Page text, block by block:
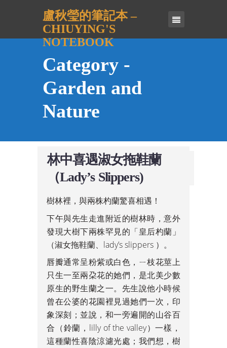
盧秋瑩的筆記本 –
CHIUYING'S
NOTEBOOK
Category -
Garden and
Nature
林中喜遇淑女拖鞋蘭
（Lady’s Slippers)
樹林裡，與兩株杓蘭驚喜相遇！
下午與先生走進附近的樹林時，意外
發現大樹下兩株罕見的「皇后杓蘭」
（淑女拖鞋蘭、lady’s slippers ）。
唇瓣通常呈粉紫或白色，ㄧ枝花莖上
只生一至兩朶花的她們，是北美少數
原生的野生蘭之一。先生說他小時候
曾在公婆的花園裡見過她們一次，印
象深刻；並說，和一旁遍開的山谷百
合（鈴蘭，lilly of the valley）一樣，
這種蘭性喜陰涼濾光處；我們想，樹